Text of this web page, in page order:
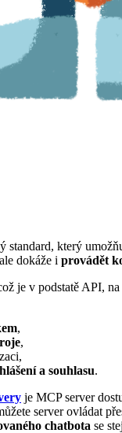
standard, který
dokáže i provádět
je v podstatě API,
,
,
a souhlasu.
je MCP server
server ovládat
chatbota se